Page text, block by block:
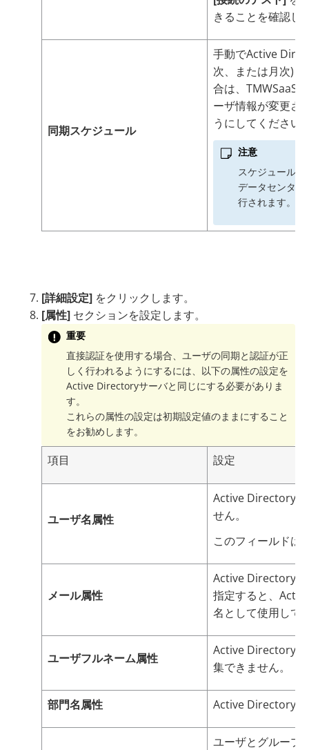
きることを確認し
同期スケジュール
手動でActive
次、または月次)
合は、 TMWSaaS
ーザ情報が変更さ
うにしてください
注意
スケジュール (
データセンタ
行されます。
[詳細設定] をクリックします。
[属性] セクションを設定します。
重要
直接認証を使用する場合、ユーザの同期と認証が正
しく行われるようにするには、以下の属性の設定を
Active Directoryサーバと同じにする必要がありま
す。
これらの属性の設定は初期設定値のままにすること
をお勧めします。
項目 設定
ユーザ名属性
Active Directoryの
せん。
このフィールドは
メール属性
Active Directoryユ
指定すると、
名として使用して
ユーザフルネーム属性
Active Directory
集できません。
部門名属性 Active Directoryユ
ユーザとグループ